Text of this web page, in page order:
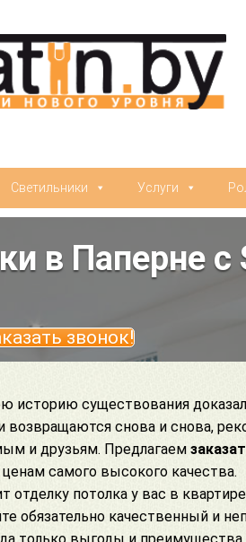
Светильники Услуги
в Паперне с
звонок!
историю существования
снова и снова,
и друзьям. Предлагаем
самого высокого качества.
потолка у вас в
обязательно качественный и
только выгоды и преимущества.